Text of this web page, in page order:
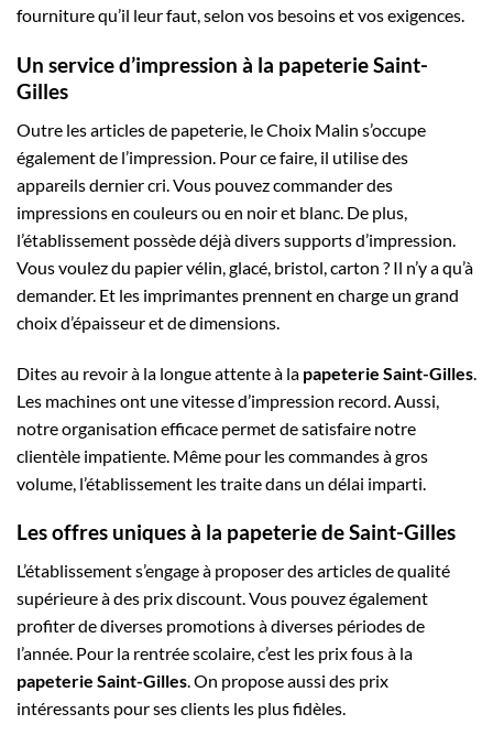
fourniture qu’il leur faut, selon vos besoins et vos exigences.
Un service d’impression à la papeterie Saint-
Gilles
Outre les articles de papeterie, le Choix Malin s’occupe
également de l’impression. Pour ce faire, il utilise des
appareils dernier cri. Vous pouvez commander des
impressions en couleurs ou en noir et blanc. De plus,
l’établissement possède déjà divers supports d’impression.
Vous voulez du papier vélin, glacé, bristol, carton ? Il n’y a qu’à
demander. Et les imprimantes prennent en charge un grand
choix d’épaisseur et de dimensions.
Dites au revoir à la longue attente à la papeterie Saint-Gilles
Les machines ont une vitesse d’impression record. Aussi,
notre organisation efficace permet de satisfaire notre
clientèle impatiente. Même pour les commandes à gros
volume, l’établissement les traite dans un délai imparti.
Les offres uniques à la papeterie de Saint-Gilles
L’établissement s’engage à proposer des articles de qualité
supérieure à des prix discount. Vous pouvez également
profiter de diverses promotions à diverses périodes de
l’année. Pour la rentrée scolaire, c’est les prix fous à la
papeterie Saint-Gilles. On propose aussi des prix
intéressants pour ses clients les plus fidèles.